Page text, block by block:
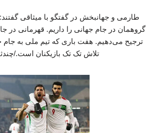
طارمی و جهانبخش در گفتگو با میثاقی
گروهمان در جام جهانی را داریم. قهرمانی در
ترجیح می‌دهیم. هفت باری که تیم ملی به جام
تلاش تک تک بازیکنان است./